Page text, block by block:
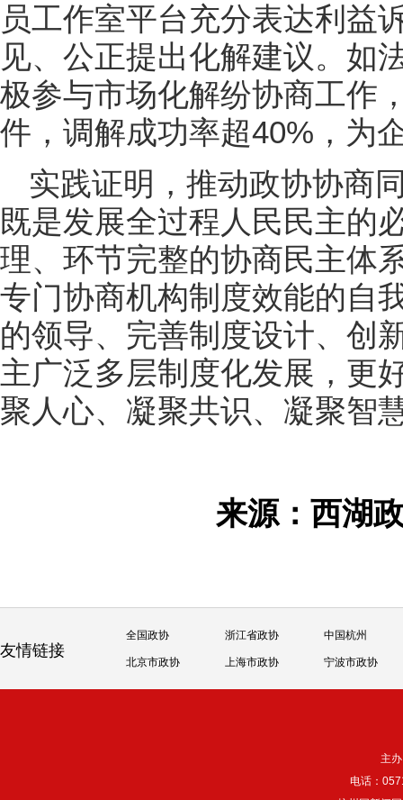
员工作室平台充分表达利益
见、公正提出化解建议。如
极参与市场化解纷协商工作
件，调解成功率超40%，为
实践证明，推动政协协商
既是发展全过程人民民主的
理、环节完整的协商民主体
专门协商机构制度效能的自
的领导、完善制度设计、创
主广泛多层制度化发展，更
聚人心、凝聚共识、凝聚智
来源：西
友情链接
全国政协 浙江省政协 中国杭州
北京市政协 上海市政协 宁波市政协
主
电话：